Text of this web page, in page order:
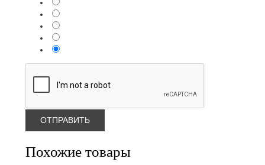
Похожие товары